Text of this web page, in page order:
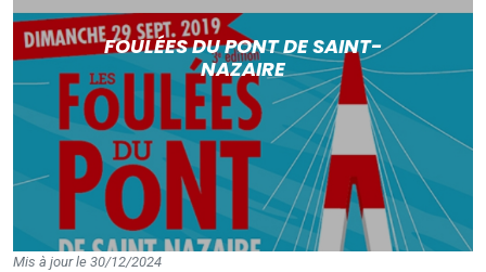
FOULÉES DU PONT DE SAINT-
NAZAIRE
Mis à jour le 30/12/2024